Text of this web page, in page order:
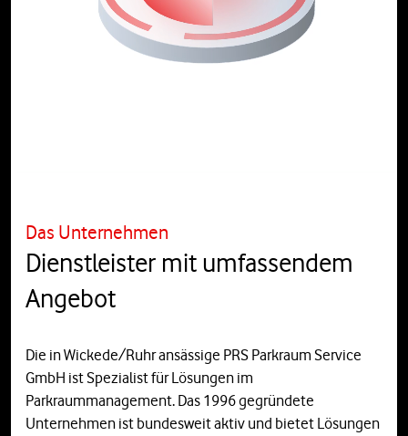
Das Unternehmen
Dienstleister mit umfassendem
Angebot
Die in Wickede/Ruhr ansässige PRS Parkraum Service
GmbH ist Spezialist für Lösungen im
Parkraummanagement. Das 1996 gegründete
Unternehmen ist bundesweit aktiv und bietet Lösungen